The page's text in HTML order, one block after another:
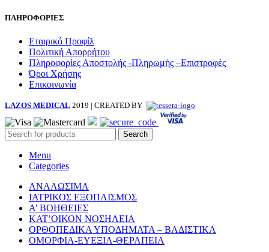
ΠΛΗΡΟΦΟΡΙΕΣ
Εταιρικό Προφίλ
Πολιτική Απορρήτου
Πληροφορίες Αποστολής -Πληρωμής –Επιστροφές
Όροι Χρήσης
Επικοινωνία
LAZOS MEDICAL 2019 | CREATED BY
Search
Menu
Categories
ΑΝΑΛΩΣΙΜΑ
ΙΑΤΡΙΚΟΣ ΕΞΟΠΛΙΣΜΟΣ
Α’ ΒΟΗΘΕΙΕΣ
ΚΑΤ’ΟΙΚΟΝ ΝΟΣΗΛΕΙΑ
ΟΡΘΟΠΕΔΙΚΑ ΥΠΟΔΗΜΑΤΑ – ΒΑΔΙΣΤΙΚΑ
ΟΜΟΡΦΙΑ-ΕΥΕΞΙΑ-ΘΕΡΑΠΕΙΑ